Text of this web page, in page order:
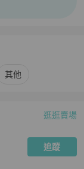
其他
逛逛賣場
追蹤